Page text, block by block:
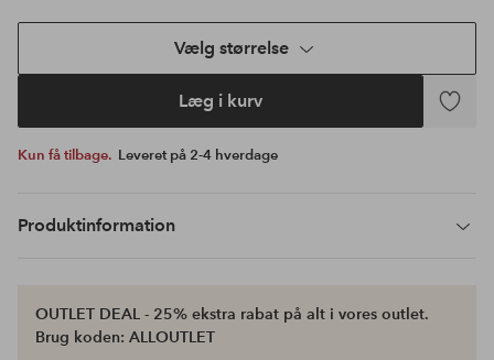
Vælg størrelse
Læg i kurv
Tilføj
Kun få tilbage. Leveret på 2-4 hverdage
Produktinformation
OUTLET DEAL - 25% ekstra rabat på alt i vores outlet.
Brug koden: ALLOUTLET